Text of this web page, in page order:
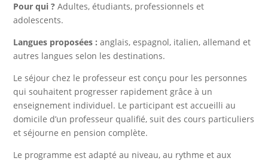
Pour qui ? Adultes, étudiants, professionnels et
adolescents.
Langues proposées : anglais, espagnol, italien, allemand et
autres langues selon les destinations.
Le séjour chez le professeur est conçu pour les personnes
qui souhaitent progresser rapidement grâce à un
enseignement individuel. Le participant est accueilli au
domicile d’un professeur qualifié, suit des cours particuliers
et séjourne en pension complète.
Le programme est adapté au niveau, au rythme et aux